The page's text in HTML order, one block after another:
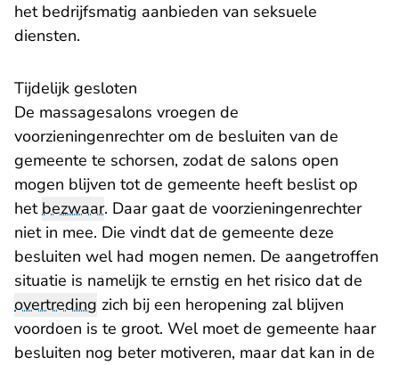
het bedrijfsmatig aanbieden van seksuele
diensten.
Tijdelijk gesloten
De massagesalons vroegen de
voorzieningenrechter om de besluiten van de
gemeente te schorsen, zodat de salons open
mogen blijven tot de gemeente heeft beslist op
hetbezwaar. Daar gaat de voorzieningenrechter
niet in mee. Die vindt dat de gemeente deze
besluiten wel had mogen nemen. De aangetroffen
situatie is namelijk te ernstig en het risico dat de
overtreding zich bij een heropening zal blijven
voordoen is te groot. Wel moet de gemeente haar
besluiten nog beter motiveren, maar dat kan in de